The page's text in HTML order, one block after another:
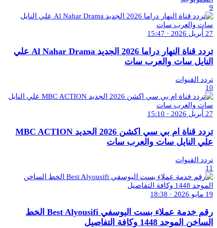
9
27 أبريل 2026 · 15:47
تردد قناة النهار دراما 2026 الجديد Al Nahar Drama علي
النايل سات والعرب سات
تردد القنوات
10
27 أبريل 2026 · 15:10
تردد قناة ام بي سي اكشن 2026 الجديد MBC ACTION
علي النايل سات والعرب سات
تردد القنوات
11
19 مايو 2026 · 18:38
رقم خدمة عملاء بست اليوسفي Best Alyousifi الخط
الساخن الموحد 1448 وكافة التفاصيل